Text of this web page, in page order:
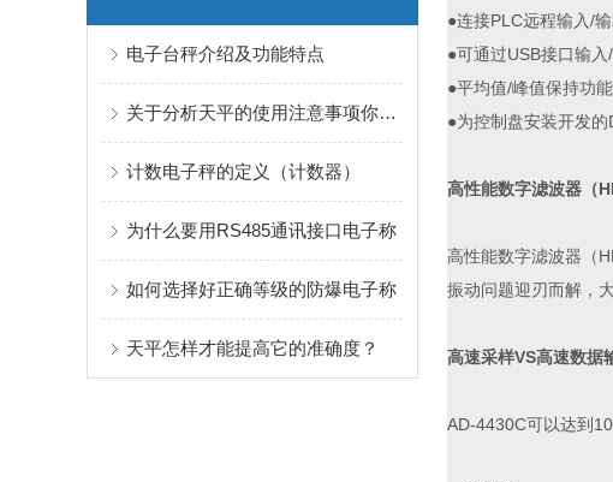
电子台秤介绍及功能特点
关于分析天平的使用注意事项你知道么
计数电子秤的定义（计数器）
为什么要用RS485通讯接口电子称
如何选择好正确等级的防爆电子称
天平怎样才能提高它的准确度？
●连接PLC远程输入/
●可通过USB接口输
●平均值/峰值保持功
●为控制盘安装开发
高性能数字滤波器（
高性能数字滤波器（
振动问题迎刃而解，
高速采样VS高速数据
AD-4430C可以达到